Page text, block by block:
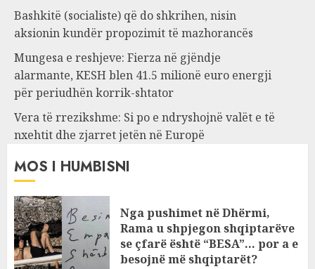
Bashkitë (socialiste) që do shkrihen, nisin
aksionin kundër propozimit të mazhorancës
Mungesa e reshjeve: Fierza në gjëndje
alarmante, KESH blen 41.5 milionë euro energji
për periudhën korrik-shtator
Vera të rrezikshme: Si po e ndryshojnë valët e të
nxehtit dhe zjarret jetën në Europë
MOS I HUMBISNI
Nga pushimet në Dhërmi,
Rama u shpjegon shqiptarëve
se çfarë është “BESA”… por a e
besojnë më shqiptarët?